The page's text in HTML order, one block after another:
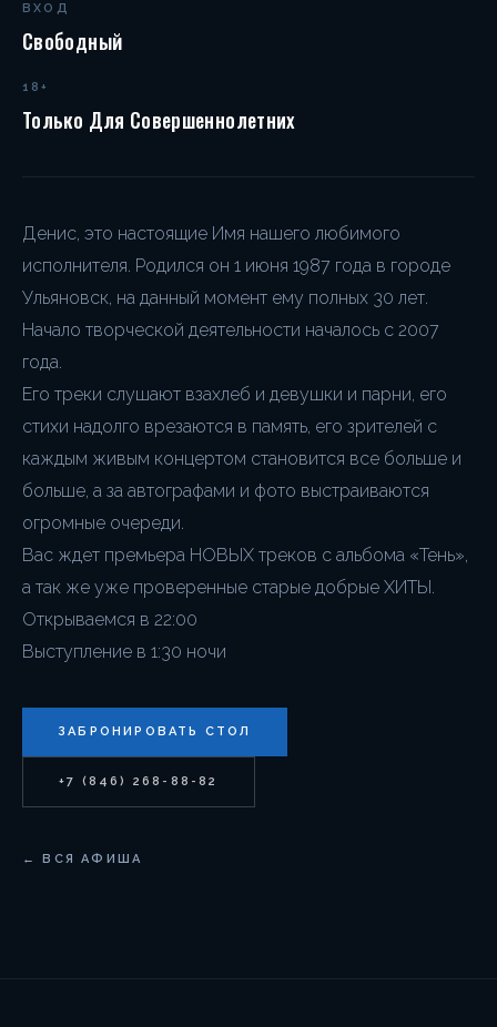
ВХОД
Свободный
18+
Только Для Совершеннолетних
Денис, это настоящие Имя нашего любимого
исполнителя. Родился он 1 июня 1987 года в городе
Ульяновск, на данный момент ему полных 30 лет.
Начало творческой деятельности началось с 2007
года.
Его треки слушают взахлеб и девушки и парни, его
стихи надолго врезаются в память, его зрителей с
каждым живым концертом становится все больше и
больше, а за автографами и фото выстраиваются
огромные очереди.
Вас ждет премьера НОВЫХ треков с альбома «Тень»,
а так же уже проверенные старые добрые ХИТЫ.
Открываемся в 22:00
Выступление в 1:30 ночи
ЗАБРОНИРОВАТЬ СТОЛ
+7 (846) 268-88-82
← ВСЯ АФИША